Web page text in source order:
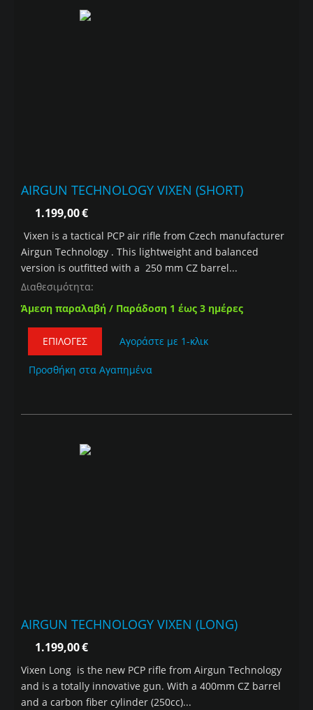
AIRGUN TECHNOLOGY VIXEN (SHORT)
1.199,00€
Vixen is a tactical PCP air rifle from Czech manufacturer
Airgun Technology . This lightweight and balanced
version is outfitted with a 250 mm CZ barrel...
Διαθεσιμότητα:
Άμεση παραλαβή / Παράδοση 1 έως 3 ημέρες
ΕΠΙΛΟΓΈΣ Αγοράστε με 1-κλικ
Προσθήκη στα Αγαπημένα
AIRGUN TECHNOLOGY VIXEN (LONG)
1.199,00€
Vixen Long is the new PCP rifle from Airgun Technology
and is a totally innovative gun. With a 400mm CZ barrel
and a carbon fiber cylinder (250cc)...